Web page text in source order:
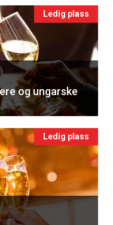
Ledig plass
og ungarske
Ledig plass